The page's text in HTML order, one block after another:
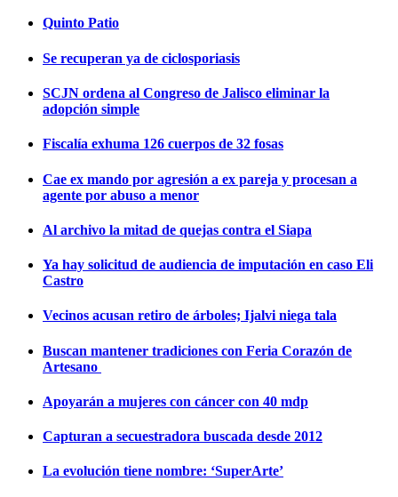
Quinto Patio
Se recuperan ya de ciclosporiasis
SCJN ordena al Congreso de Jalisco eliminar la
adopción simple
Fiscalía exhuma 126 cuerpos de 32 fosas
Cae ex mando por agresión a ex pareja y procesan a
agente por abuso a menor
Al archivo la mitad de quejas contra el Siapa
Ya hay solicitud de audiencia de imputación en caso Eli
Castro
Vecinos acusan retiro de árboles; Ijalvi niega tala
Buscan mantener tradiciones con Feria Corazón de
Artesano
Apoyarán a mujeres con cáncer con 40 mdp
Capturan a secuestradora buscada desde 2012
La evolución tiene nombre: ‘SuperArte’